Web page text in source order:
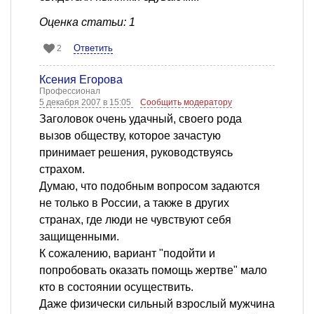
Оценка статьи: 1
2 Ответить
Ксения Егорова
Профессионал
5 декабря 2007 в 15:05
Сообщить модератору
Заголовок очень удачный, своего рода
вызов обществу, которое зачастую
принимает решения, руководствуясь
страхом.
Думаю, что подобным вопросом задаются
не только в России, а также в других
странах, где люди не чувствуют себя
защищенными.
К сожалению, вариант "подойти и
попробовать оказать помощь жертве" мало
кто в состоянии осуществить.
Даже физически сильный взрослый мужчина